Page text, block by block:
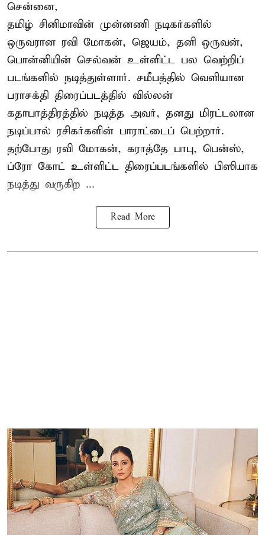
சென்னை,
தமிழ் சினிமாவின் முன்னணி நடிகர்களில்
ஒருவரான ரவி மோகன், ஜெயம், தனி ஒருவன்,
பொன்னியின் செல்வன் உள்ளிட்ட பல வெற்றிப்
படங்களில் நடித்துள்ளார். சமீபத்தில் வெளியான
பராசக்தி திரைப்படத்தில் வில்லன்
கதாபாத்திரத்தில் நடித்த அவர், தனது மிரட்டலான
நடிப்பால் ரசிகர்களின் பாராட்டைப் பெற்றார்.
தற்போது ரவி மோகன், கராத்தே பாபு, பென்ஸ்,
ப்ரோ கோட் உள்ளிட்ட திரைப்படங்களில் பிஸியாக
நடித்து வருகிற ...
Read More